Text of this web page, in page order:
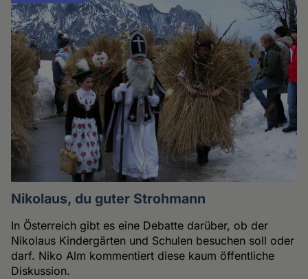
Nikolaus, du guter Strohmann
In Österreich gibt es eine Debatte darüber, ob der
Nikolaus Kindergärten und Schulen besuchen soll oder
darf. Niko Alm kommentiert diese kaum öffentliche
Diskussion.